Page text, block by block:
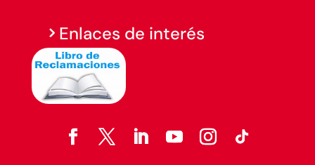
Enlaces de interés